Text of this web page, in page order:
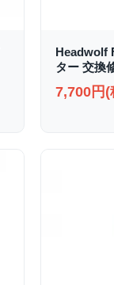
Headwolf
ター 交換
7,700円(